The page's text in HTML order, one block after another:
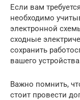
Если вам
необходимо
электронной
сходные
сохранить
вашего
Важно помнить,
стоит провести